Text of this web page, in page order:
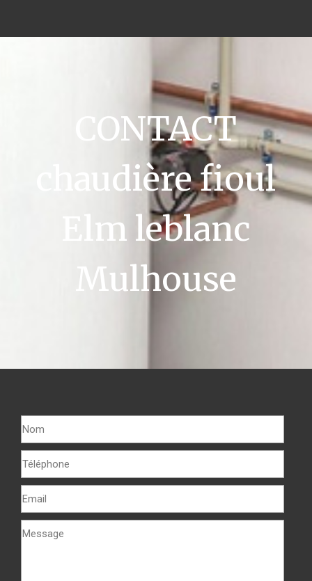
CONTACT
chaudière fioul
Elm leblanc
Mulhouse